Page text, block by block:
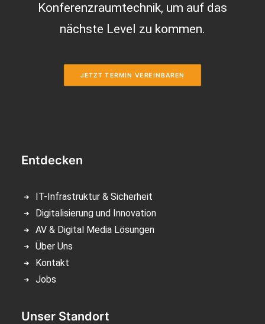
Konferenzraumtechnik, um auf das
nächste Level zu kommen.
JETZT TERMIN VEREINBAREN
Entdecken
IT-Infrastruktur & Sicherheit
Digitalisierung und Innovation
AV & Digital Media Lösungen
Über Uns
Kontakt
Jobs
Unser Standort